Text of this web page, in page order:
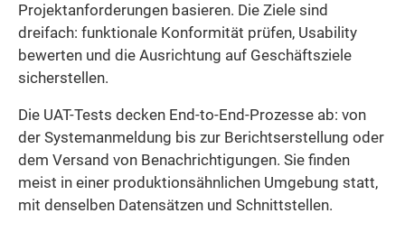
Projektanforderungen basieren. Die Ziele sind
dreifach: funktionale Konformität prüfen, Usability
bewerten und die Ausrichtung auf Geschäftsziele
sicherstellen.
Die UAT-Tests decken End-to-End-Prozesse ab: von
der Systemanmeldung bis zur Berichtserstellung oder
dem Versand von Benachrichtigungen. Sie finden
meist in einer produktionsähnlichen Umgebung statt,
mit denselben Datensätzen und Schnittstellen.